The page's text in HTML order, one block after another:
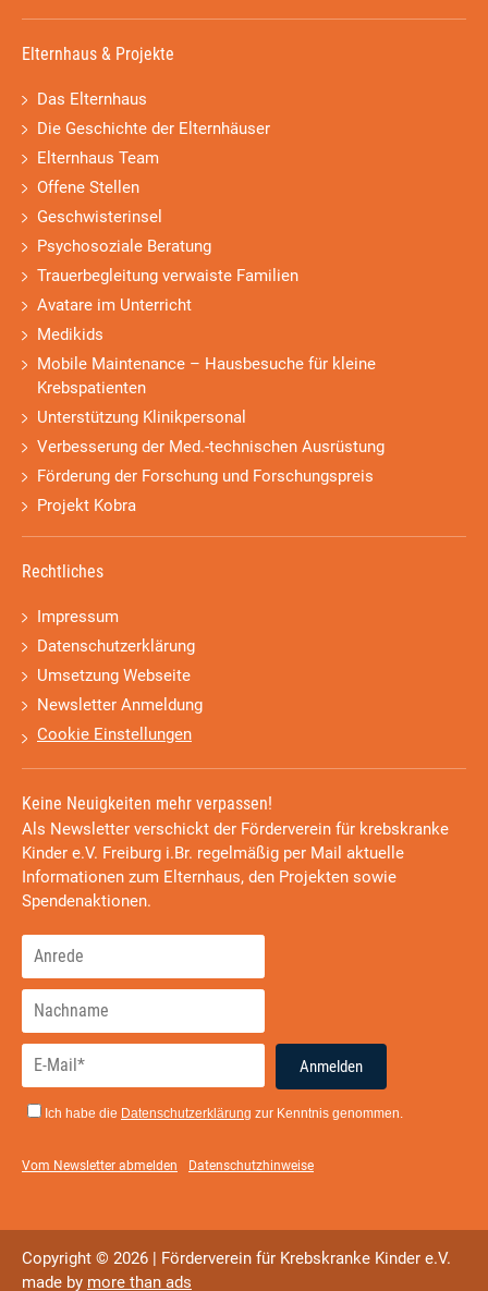
Elternhaus & Projekte
Das Elternhaus
Die Geschichte der Elternhäuser
Elternhaus Team
Offene Stellen
Geschwisterinsel
Psychosoziale Beratung
Trauerbegleitung verwaiste Familien
Avatare im Unterricht
Medikids
Mobile Maintenance – Hausbesuche für kleine
Krebspatienten
Unterstützung Klinikpersonal
Verbesserung der Med.-technischen Ausrüstung
Förderung der Forschung und Forschungspreis
Projekt Kobra
Rechtliches
Impressum
Datenschutzerklärung
Umsetzung Webseite
Newsletter Anmeldung
Cookie Einstellungen
Keine Neuigkeiten mehr verpassen!
Als Newsletter verschickt der Förderverein für krebskranke
Kinder e.V. Freiburg i.Br. regelmäßig per Mail aktuelle
Informationen zum Elternhaus, den Projekten sowie
Spendenaktionen.
Anmelden
Ich habe die Datenschutzerklärung zur Kenntnis genommen.
Vom Newsletter abmelden Datenschutzhinweise
Copyright © 2026 | Förderverein für Krebskranke Kinder e.V.
made by more than ads